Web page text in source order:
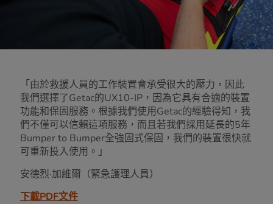
「由於救援人員的工作裝置會承受很大的壓力，因此
我們選擇了Getac的UX10-IP，因為它具有合適的裝置
功能和保固服務。根據我們使用Getac的經驗得知，我
們不僅可以信賴這項服務，而且若我們採用延長的5年
Bumper to Bumper全強固式保固，我們的裝置很快就
可重新投入使用。」
安德烈·加維爾（緊急護理人員）
下載PDF文件